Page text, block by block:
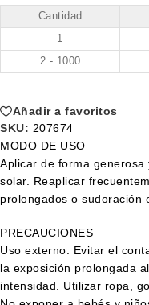
Cantidad
1
2 - 1000
Añadir a favoritos
SKU: 207674
MODO DE USO
Aplicar de forma
solar. Reaplicar
prolongados o sudoración
PRECAUCIONES
Uso externo. Evitar el
la exposición prolongada
intensidad. Utilizar ropa,